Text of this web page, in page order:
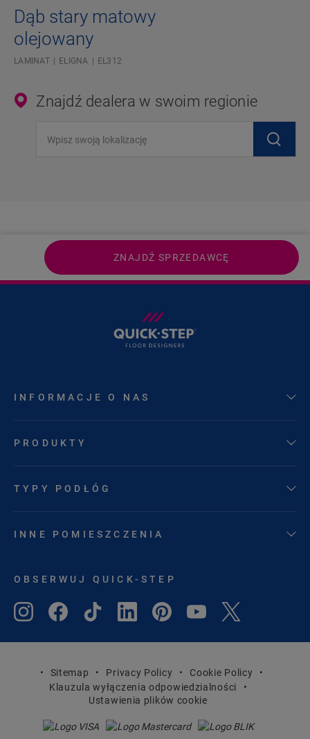
Dąb stary matowy
olejowany
LAMINAT ELIGNA EL312
Znajdź dealera w swoim regionie
ZNAJDŹ SPRZEDAWCĘ
INFORMACJE O NAS
PRODUKTY
TYPY PODŁÓG
INNE POMIESZCZENIA
OBSERWUJ QUICK-STEP
Sitemap Privacy Policy
Cookie Policy
Klauzula wyłączenia odpowiedzialności
Ustawienia plików cookie